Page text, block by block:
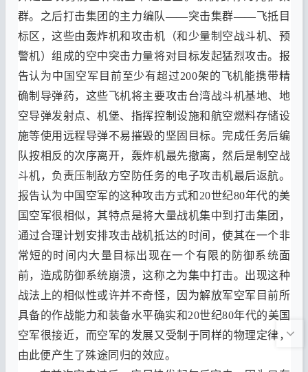
群。 之后打击集团的主力编队——突击集群—— 飞抵目
标区 ，这些由轰炸机和攻击机 （和少量制空战斗机、 预
警机）组成的空中突击力量将对目标发起猛烈攻击。 报
告认为中国空军目前至少有超过200架的飞机能携带精
确制导弹药， 这些飞机将主要攻击台湾战斗机基地、 地
空导弹发射点、机堡、 指挥控制设施和航空燃料存储设
施等使用远程导弹不易摧毁的坚固目标。 完成任务后编
队按相反的次序离开， 轰炸机最先撤离 ，然后是制空战
斗机， 负责压制敌方空防任务的电子攻击机最后返航。
报告认为中国空军的这种攻击方式和20世纪80年代的美
国空军很相似 ，其特点是将大量战机集中到打击集团 ，
通过合理计划安排攻击战机抵达的时间 ，使其在一个非
常短的时间内大量目标出现在一个有限的防御系统面
前， 造成防御系统崩溃，这称之为集中打击。 出现这种
战法上的相似性或许并不奇怪，
因为解放军空军目前所
具备的作战能力和装备水平确实和20世纪80年代的美国
空军很接近， 而空军的发展又受制于同样的物理定律，
由此便产生了殊途同归的效应。